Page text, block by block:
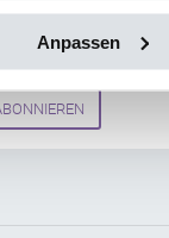
Anpassen
E-Mails zu